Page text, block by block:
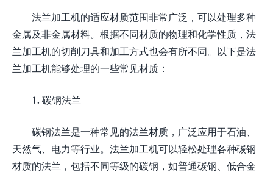
法兰加工机的适应材质范围非常广泛，可以处理多种
金属及非金属材料。根据不同材质的物理和化学性质，法
兰加工机的切削刀具和加工方式也会有所不同。以下是法
兰加工机能够处理的一些常见材质：
1. 碳钢法兰
碳钢法兰是一种常见的法兰材质，广泛应用于石油、
天然气、电力等行业。法兰加工机可以轻松处理各种碳钢
材质的法兰，包括不同等级的碳钢，如普通碳钢、低合金